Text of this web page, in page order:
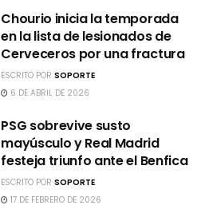
Chourio inicia la temporada
en la lista de lesionados de
Cerveceros por una fractura
ESCRITO PORSOPORTE
6 DE ABRIL DE 2026
PSG sobrevive susto
mayúsculo y Real Madrid
festeja triunfo ante el Benfica
ESCRITO PORSOPORTE
17 DE FEBRERO DE 2026